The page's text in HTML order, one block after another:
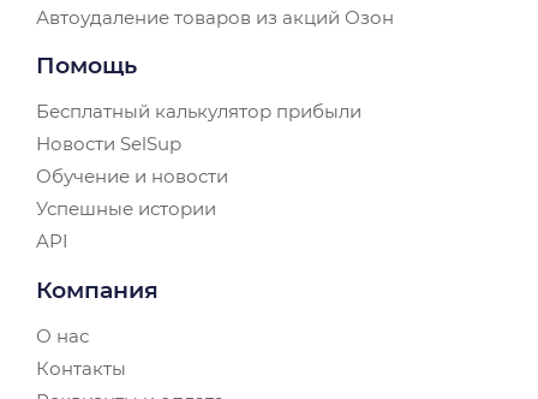
Автоудаление товаров из акций Озон
Помощь
Бесплатный калькулятор прибыли
Новости SelSup
Обучение и новости
Успешные истории
API
Компания
О нас
Контакты